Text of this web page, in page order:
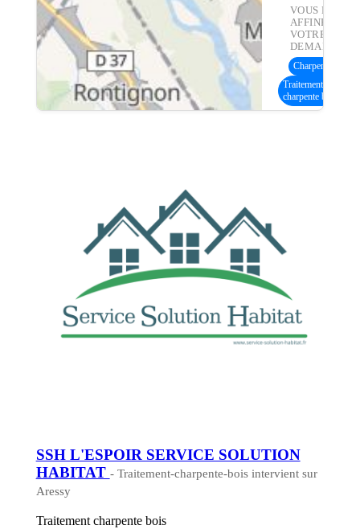
VOUS
AFFINER
VOTRE
DEMANDE :
Charpente bois
Traitement
charpente bois
SSH L'ESPOIR SERVICE SOLUTION
HABITAT - Traitement-charpente-bois intervient sur
Aressy
Traitement charpente bois